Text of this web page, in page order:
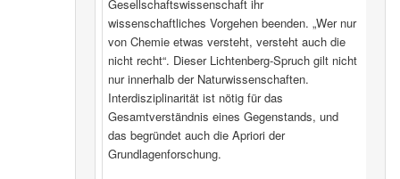
Gesellschaftswissenschaft ihr
wissenschaftliches Vorgehen beenden. „Wer nur
von Chemie etwas versteht, versteht auch die
nicht recht“. Dieser Lichtenberg-Spruch gilt nicht
nur innerhalb der Naturwissenschaften.
Interdisziplinarität ist nötig für das
Gesamtverständnis eines Gegenstands, und
das begründet auch die Apriori der
Grundlagenforschung.